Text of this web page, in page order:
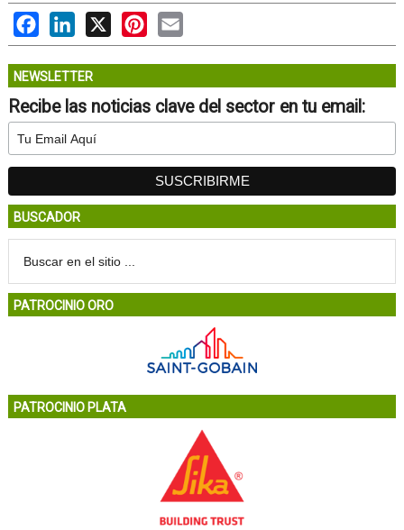
FacebookLinkedIn
X PinterestEmail
NEWSLETTER
Recibe las noticias clave del sector en tu email:
BUSCADOR
PATROCINIO ORO
PATROCINIO PLATA